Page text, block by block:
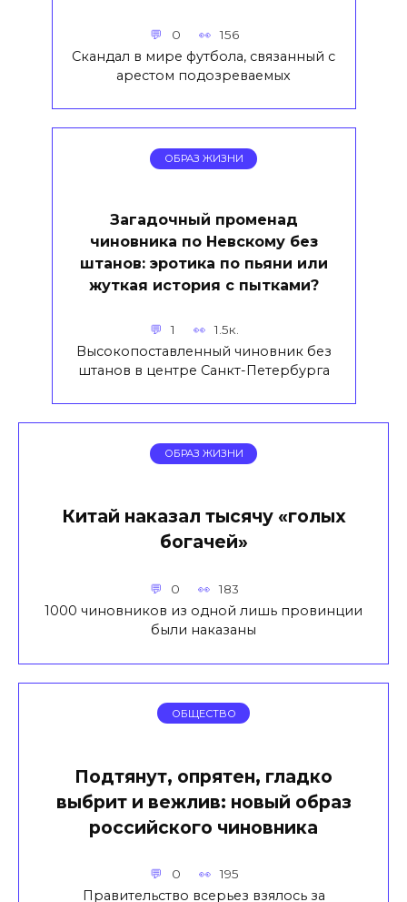
0 156
Скандал в мире футбола, связанный с
арестом подозреваемых
ОБРАЗ ЖИЗНИ
Загадочный променад
чиновника по Невскому без
штанов: эротика по пьяни или
жуткая история с пытками?
1 1.5к.
Высокопоставленный чиновник без
штанов в центре Санкт-Петербурга
ОБРАЗ ЖИЗНИ
Китай наказал тысячу «голых
богачей»
0 183
1000 чиновников из одной лишь провинции
были наказаны
ОБЩЕСТВО
Подтянут, опрятен, гладко
выбрит и вежлив: новый образ
российского чиновника
0 195
Правительство всерьез взялось за